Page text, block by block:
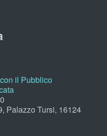
il Pubblico
Palazzo Tursi, 16124